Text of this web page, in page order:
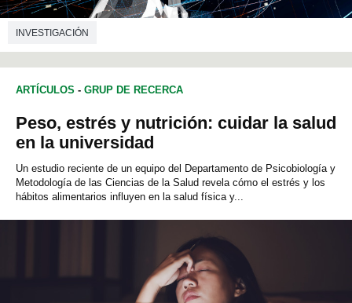
INVESTIGACIÓN
ARTÍCULOS - GRUP DE RECERCA
Peso, estrés y nutrición: cuidar la salud
en la universidad
Un estudio reciente de un equipo del Departamento de Psicobiología y
Metodología de las Ciencias de la Salud revela cómo el estrés y los
hábitos alimentarios influyen en la salud física y...